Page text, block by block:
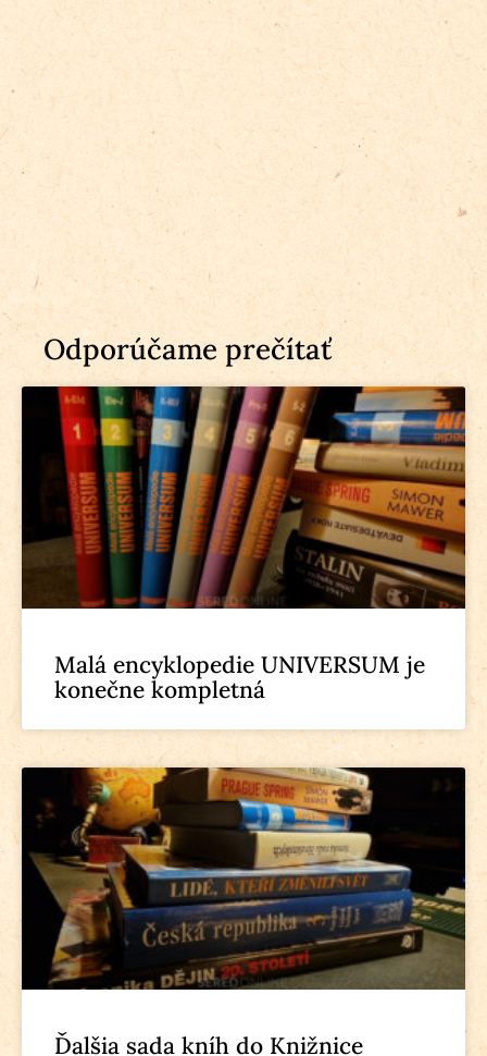
Odporúčame prečítať
Malá encyklopedie UNIVERSUM je
konečne kompletná
Ďalšia sada kníh do Knižnice